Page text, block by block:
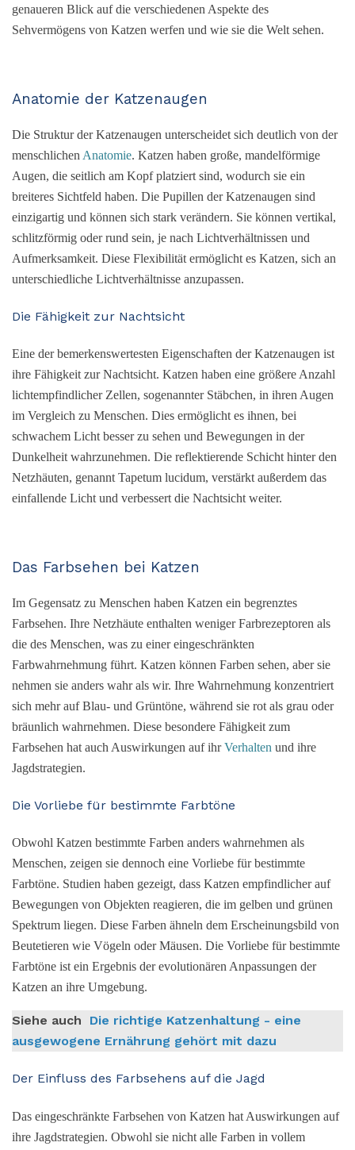
genaueren Blick auf die verschiedenen Aspekte des
Sehvermögens von Katzen werfen und wie sie die Welt sehen.
Anatomie der Katzenaugen
Die Struktur der Katzenaugen unterscheidet sich deutlich von der
menschlichen Anatomie. Katzen haben große, mandelförmige
Augen, die seitlich am Kopf platziert sind, wodurch sie ein
breiteres Sichtfeld haben. Die Pupillen der Katzenaugen sind
einzigartig und können sich stark verändern. Sie können vertikal,
schlitzförmig oder rund sein, je nach Lichtverhältnissen und
Aufmerksamkeit. Diese Flexibilität ermöglicht es Katzen, sich an
unterschiedliche Lichtverhältnisse anzupassen.
Die Fähigkeit zur Nachtsicht
Eine der bemerkenswertesten Eigenschaften der Katzenaugen ist
ihre Fähigkeit zur Nachtsicht. Katzen haben eine größere Anzahl
lichtempfindlicher Zellen, sogenannter Stäbchen, in ihren Augen
im Vergleich zu Menschen. Dies ermöglicht es ihnen, bei
schwachem Licht besser zu sehen und Bewegungen in der
Dunkelheit wahrzunehmen. Die reflektierende Schicht hinter den
Netzhäuten, genannt Tapetum lucidum, verstärkt außerdem das
einfallende Licht und verbessert die Nachtsicht weiter.
Das Farbsehen bei Katzen
Im Gegensatz zu Menschen haben Katzen ein begrenztes
Farbsehen. Ihre Netzhäute enthalten weniger Farbrezeptoren als
die des Menschen, was zu einer eingeschränkten
Farbwahrnehmung führt. Katzen können Farben sehen, aber sie
nehmen sie anders wahr als wir. Ihre Wahrnehmung konzentriert
sich mehr auf Blau- und Grüntöne, während sie rot als grau oder
bräunlich wahrnehmen. Diese besondere Fähigkeit zum
Farbsehen hat auch Auswirkungen auf ihrVerhalten und ihre
Jagdstrategien.
Die Vorliebe für bestimmte Farbtöne
Obwohl Katzen bestimmte Farben anders wahrnehmen als
Menschen, zeigen sie dennoch eine Vorliebe für bestimmte
Farbtöne. Studien haben gezeigt, dass Katzen empfindlicher auf
Bewegungen von Objekten reagieren, die im gelben und grünen
Spektrum liegen. Diese Farben ähneln dem Erscheinungsbild von
Beutetieren wie Vögeln oder Mäusen. Die Vorliebe für bestimmte
Farbtöne ist ein Ergebnis der evolutionären Anpassungen der
Katzen an ihre Umgebung.
Siehe auch
Die richtige Katzenhaltung - eine
ausgewogene Ernährung gehört mit dazu
Der Einfluss des Farbsehens auf die Jagd
Das eingeschränkte Farbsehen von Katzen hat Auswirkungen auf
ihre Jagdstrategien. Obwohl sie nicht alle Farben in vollem